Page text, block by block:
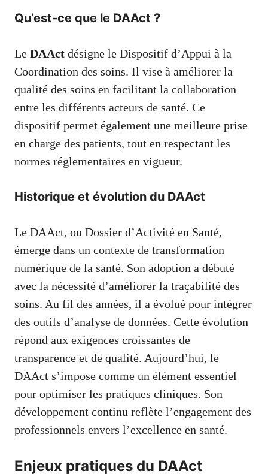
Qu’est-ce que le DAAct ?
Le DAAct désigne le Dispositif d’Appui à la
Coordination des soins. Il vise à améliorer la
qualité des soins en facilitant la collaboration
entre les différents acteurs de santé. Ce
dispositif permet également une meilleure prise
en charge des patients, tout en respectant les
normes réglementaires en vigueur.
Historique et évolution du DAAct
Le DAAct, ou Dossier d’Activité en Santé,
émerge dans un contexte de transformation
numérique de la santé. Son adoption a débuté
avec la nécessité d’améliorer la traçabilité des
soins. Au fil des années, il a évolué pour intégrer
des outils d’analyse de données. Cette évolution
répond aux exigences croissantes de
transparence et de qualité. Aujourd’hui, le
DAAct s’impose comme un élément essentiel
pour optimiser les pratiques cliniques. Son
développement continu reflète l’engagement des
professionnels envers l’excellence en santé.
Enjeux pratiques du DAAct